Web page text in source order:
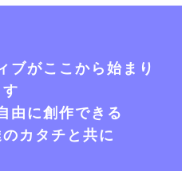
ブがここから始まり
由に創作できる
カタチと共に